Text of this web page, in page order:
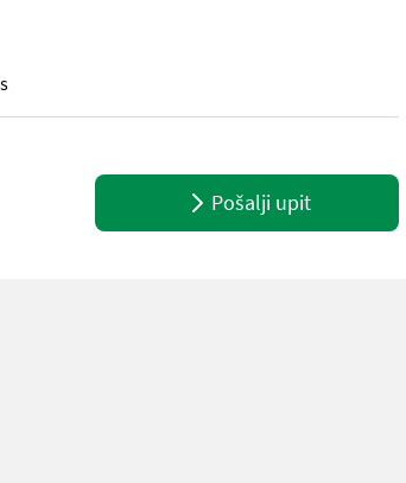
✔️ Bj. 2019 ✔️ Slowenischer Hersteller
Pošalji upit